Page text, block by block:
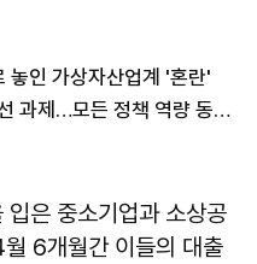
놓인 가상자산업계 '혼란'
​고승범 “가계부채 관리가 최우선 과제…모든 정책 역량 동원할 것”
은 중소기업과 소상공
6개월간 이들의 대출